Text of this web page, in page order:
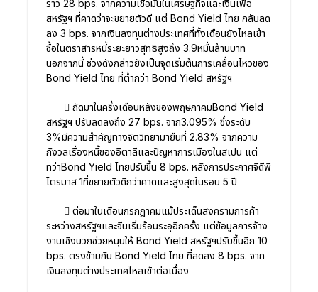
ราว 28 bps. จากความเชื่อมั่นในเศรษฐกิจและเงินเฟ้อ
สหรัฐฯ ที่คาดว่าจะขยายตัวดี แต่ Bond Yield ไทย กลับลด
ลง 3 bps. จากเงินลงทุนต่างประเทศที่ทั้งเดือนยังไหลเข้า
ซื้อในตราสารหนี้ระยะยาวสุทธิสูงถึง 3.9หมื่นล้านบาท
นอกจากนี้ ช่วงดังกล่าวยังเป็นจุดเริ่มต้นการเคลื่อนไหวของ
Bond Yield ไทย ที่ต่ำกว่า Bond Yield สหรัฐฯ
 ถัดมาในครึ่งเดือนหลังของพฤษภาคมBond Yield
สหรัฐฯ ปรับลดลงถึง 27 bps. จาก3.095% ซึ่งระดับ
3%มีความสำคัญทางจิตวิทยามายืนที่ 2.83% จากความ
กังวลเรื่องหนี้ของอิตาลีและปัญหาการเมืองในสเปน แต่
ทว่าBond Yield ไทยปรับขึ้น 8 bps. หลังการประกาศจีดีพี
ไตรมาส 1ที่ขยายตัวดีกว่าคาดและสูงสุดในรอบ 5 ปี
 ต่อมาในเดือนกรกฎาคมแม้ประเด็นสงครามการค้า
ระหว่างสหรัฐฯและจีนเริ่มร้อนระอุอีกครั้ง แต่ข้อมูลการจ้าง
งานเชิงบวกช่วยหนุนให้ Bond Yield สหรัฐฯปรับขึ้นอีก 10
bps. ตรงข้ามกับ Bond Yield ไทย ที่ลดลง 8 bps. จาก
เงินลงทุนต่างประเทศไหลเข้าต่อเนื่อง